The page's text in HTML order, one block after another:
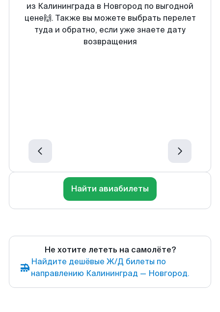
из Калининграда в Новгород по выгодной
цене🙌. Также вы можете выбрать перелет
туда и обратно, если уже знаете дату
возвращения
Найти авиабилеты
Не хотите лететь на самолёте?
Найдите дешёвые Ж/Д билеты по
направлению Калининград — Новгород.